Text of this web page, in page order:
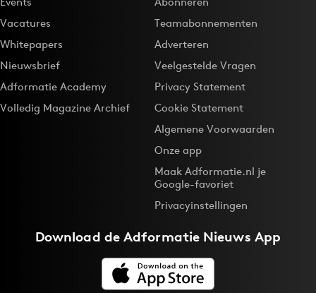
Vacatures
Whitepapers
Nieuwsbrief
Adformatie Academy
Volledig Magazine Archief
Teamabonnementen
Adverteren
Veelgestelde Vragen
Privacy Statement
Cookie Statement
Algemene Voorwaarden
Onze app
Maak Adformatie.nl je
Google-favoriet
Privacyinstellingen
Download deAdformatie Nieuws App